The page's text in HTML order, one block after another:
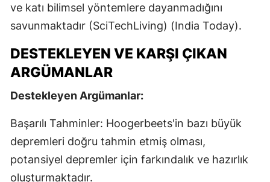
ve katı bilimsel yöntemlere dayanmadığını
savunmaktadır​ (SciTechLiving)​​ (India Today)​.
DESTEKLEYEN VE KARŞI ÇIKAN
ARGÜMANLAR
Destekleyen Argümanlar:
Başarılı Tahminler: Hoogerbeets'in bazı büyük
depremleri doğru tahmin etmiş olması,
potansiyel depremler için farkındalık ve hazırlık
oluşturmaktadır.